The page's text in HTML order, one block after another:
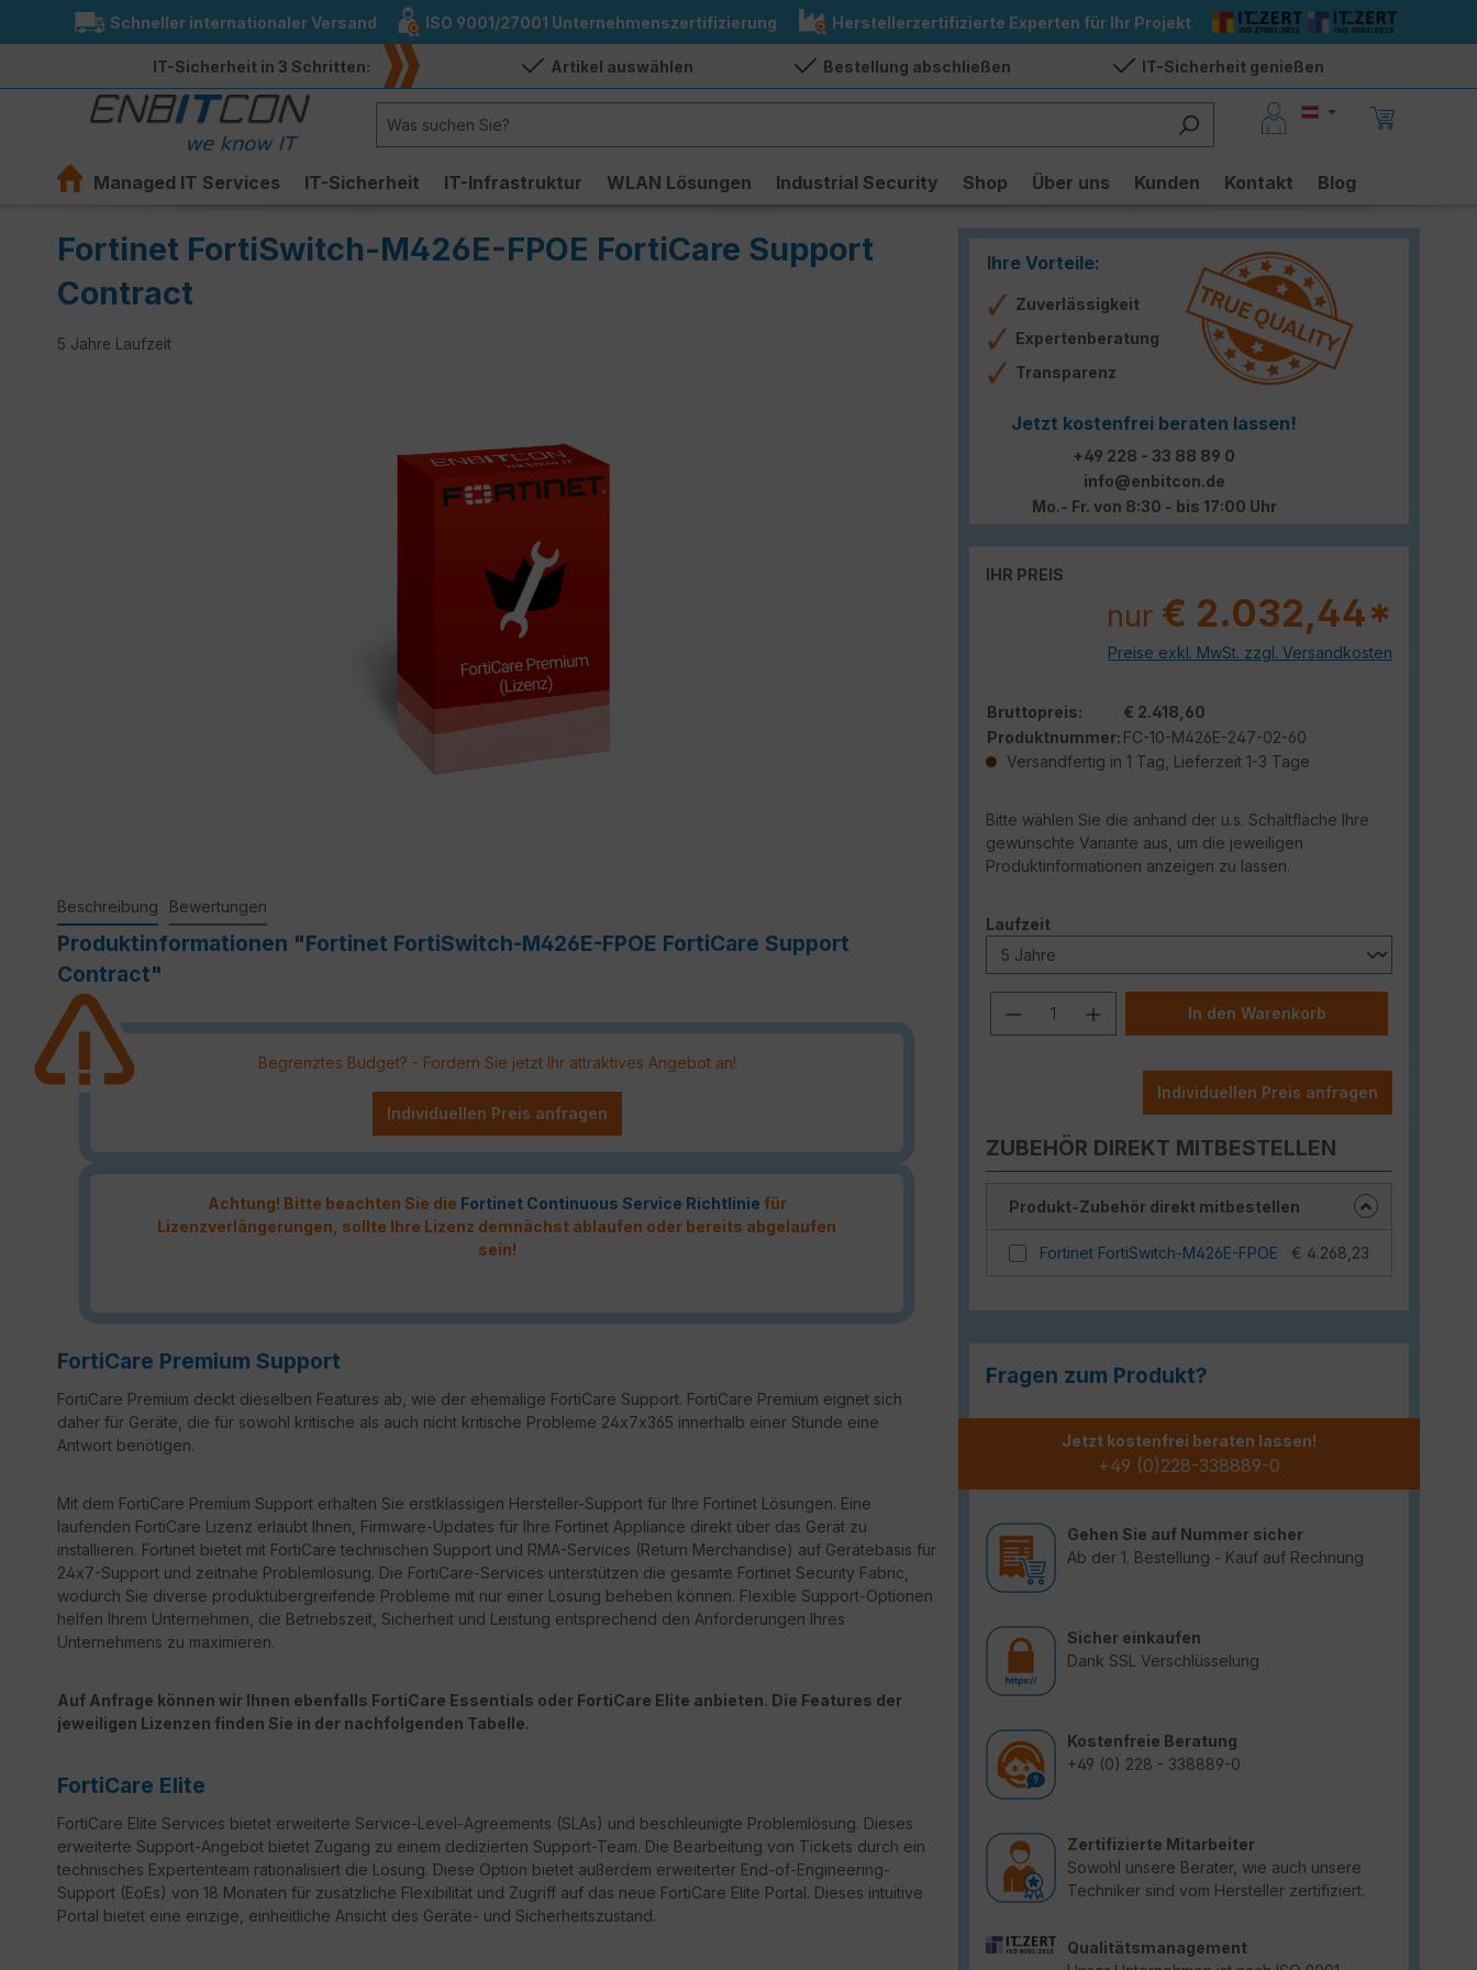
Zur Hauptnavigation springen
Schneller internationaler Versand ISO 9001/27001 Unternehmenszertifizierung Herstellerzertifizierte Experten für Ihr Projekt
IT-Sicherheit in 3 Schritten: Artikel auswählen Bestellung abschließen IT-Sicherheit genießen
Managed IT Services IT-Sicherheit IT-Infrastruktur WLAN Lösungen Industrial Security Shop Über uns Kunden Kontakt Blog
Fortinet FortiSwitch-M426E-FPOE FortiCare Support
Contract
5 Jahre Laufzeit
Ihre Vorteile:
Zuverlässigkeit
Expertenberatung
Transparenz
Jetzt kostenfrei beraten lassen!
+49 228 - 33 88 89 0
info@enbitcon.de
Mo.- Fr. von 8:30 - bis 17:00 Uhr
IHR PREIS
nur € 2.032,44*
Preise exkl. MwSt. zzgl. Versandkosten
Bruttopreis:
€ 2.418,60
Produktnummer: FC-10-M426E-247-02-60
Versandfertig in 1 Tag, Lieferzeit 1-3 Tage
Bitte wählen Sie die anhand der u.s. Schaltfläche Ihre
gewünschte Variante aus, um die jeweiligen
Produktinformationen anzeigen zu lassen.
Laufzeitauswählen
Produkt Anzahl: Gib den
In den Warenkorb
Individuellen Preis anfragen
ZUBEHÖR DIREKT MITBESTELLEN
Produkt-Zubehör direkt mitbestellen
Fortinet FortiSwitch-M426E-FPOE € 4.268,23
Fragen zum Produkt?
Jetzt kostenfrei beraten lassen!
+49 (0)228-338889-0
Gehen Sie auf Nummer sicher
Ab der 1. Bestellung - Kauf auf Rechnung
Sicher einkaufen
Dank SSL Verschlüsselung
Kostenfreie Beratung
+49 (0) 228 - 338889-0
Zertifizierte Mitarbeiter
Sowohl unsere Berater, wie auch unsere
Techniker sind vom Hersteller zertifiziert.
Qualitätsmanagement
Beschreibung Bewertungen
Produktinformationen "Fortinet FortiSwitch-M426E-FPOE FortiCare Support
Contract"
Begrenztes Budget? - Fordern Sie jetzt Ihr attraktives Angebot an!
Individuellen Preis anfragen
Achtung! Bitte beachten Sie die Fortinet Continuous Service Richtlinie für
Lizenzverlängerungen, sollte Ihre Lizenz demnächst ablaufen oder bereits abgelaufen
sein!
FortiCare Premium Support
FortiCare Premium deckt dieselben Features ab, wie der ehemalige FortiCare Support. FortiCare Premium eignet sich
daher für Geräte, die für sowohl kritische als auch nicht kritische Probleme 24x7x365 innerhalb einer Stunde eine
Antwort benötigen.
Mit dem FortiCare Premium Support erhalten Sie erstklassigen Hersteller-Support für Ihre Fortinet Lösungen. Eine
laufenden FortiCare Lizenz erlaubt Ihnen, Firmware-Updates für Ihre Fortinet Appliance direkt über das Gerät zu
installieren. Fortinet bietet mit FortiCare technischen Support und RMA-Services (Return Merchandise) auf Gerätebasis für
24x7-Support und zeitnahe Problemlösung. Die FortiCare-Services unterstützen die gesamte Fortinet Security Fabric,
wodurch Sie diverse produktübergreifende Probleme mit nur einer Lösung beheben können. Flexible Support-Optionen
helfen Ihrem Unternehmen, die Betriebszeit, Sicherheit und Leistung entsprechend den Anforderungen Ihres
Unternehmens zu maximieren.
Auf Anfrage können wir Ihnen ebenfalls FortiCare Essentials oder FortiCare Elite anbieten. Die Features der
jeweiligen Lizenzen finden Sie in der nachfolgenden Tabelle.
FortiCare Elite
FortiCare Elite Services bietet erweiterte Service-Level-Agreements (SLAs) und beschleunigte Problemlösung. Dieses
erweiterte Support-Angebot bietet Zugang zu einem dedizierten Support-Team. Die Bearbeitung von Tickets durch ein
technisches Expertenteam rationalisiert die Lösung. Diese Option bietet außerdem erweiterter End-of-Engineering-
Support (EoEs) von 18 Monaten für zusätzliche Flexibilität und Zugriff auf das neue FortiCare Elite Portal. Dieses intuitive
Portal bietet eine einzige, einheitliche Ansicht des Geräte- und Sicherheitszustand.